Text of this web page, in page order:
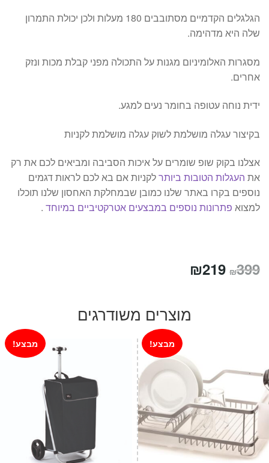
הגלגלים הקדמיים מסתובבים 180 מעלות ולכן יכולת התמרון
שלה היא מדהימה.
מסגרות האלומיניום מגנות על התכולה מפני קבלת מכות ונזק
אחרים.
ידית נוחה עטופה בחומר נעים למגע.
בקיצור עגלה מושלמת לשוק עגלה מושלמת לקניות
אצלנו בקוק שופ שומרים על איכות הסביבה ומביאים לכם את רק
את העגלות הטובות ביותרלקניות אם בא לכם לראות דגמים
נוספים בקרו באתר שלנו כמובן שבמחלקת האחסון שלנו תוכלו
למצוא פתרונות נוספים במבצעים אטרקטיביים במיוחד .
₪399 המחיר
₪219
הוא:
₪219.
מוצרים משודרגים
מבצע! מבצע!